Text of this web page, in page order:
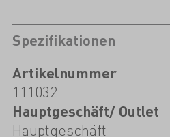
Spezifikationen
Artikelnummer
111032
Hauptgeschäft/ Outlet
Hauptgeschäft